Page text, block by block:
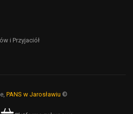
i Przyjaciół
PANS w Jarosławiu ©